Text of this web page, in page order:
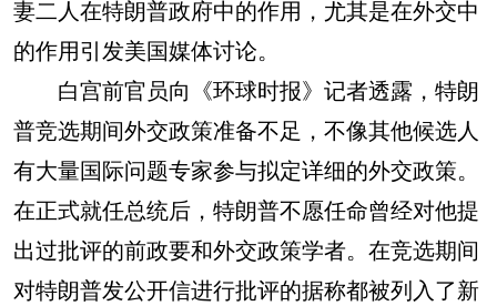
妻二人在特朗普政府中的作用，尤其是在外交中
的作用引发美国媒体讨论。
白宫前官员向《环球时报》记者透露，特朗
普竞选期间外交政策准备不足，不像其他候选人
有大量国际问题专家参与拟定详细的外交政策。
在正式就任总统后，特朗普不愿任命曾经对他提
出过批评的前政要和外交政策学者。在竞选期间
对特朗普发公开信进行批评的据称都被列入了新